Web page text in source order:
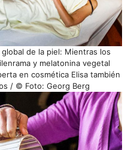
de la piel: Mientras los
y melatonina vegetal
en cosmética Elisa también
/ © Foto: Georg Berg